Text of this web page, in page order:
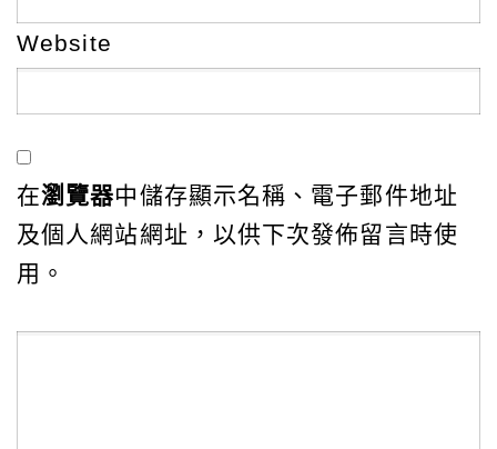
Website
在瀏覽器中儲存顯示名稱、電子郵件地址
及個人網站網址，以供下次發佈留言時使
用。